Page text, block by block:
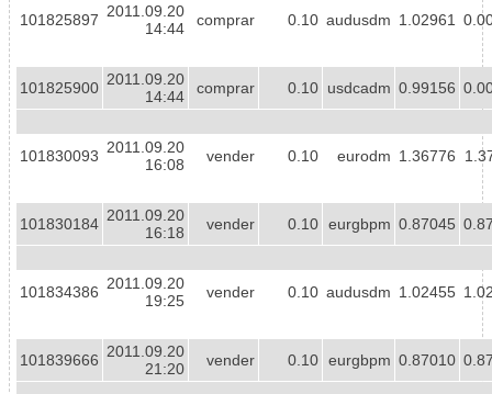
101825897 2011.09.20
14:44
comprar 0.10 audusdm 1.02961
101825900 2011.09.20
14:44
comprar 0.10 usdcadm 0.99156
101830093 2011.09.20
16:08
vender 0.10 eurodm 1.36776
101830184 2011.09.20
16:18
vender 0.10 eurgbpm 0.87045
101834386 2011.09.20
19:25
vender 0.10 audusdm 1.02455
101839666 2011.09.20
21:20
vender 0.10 eurgbpm 0.87010